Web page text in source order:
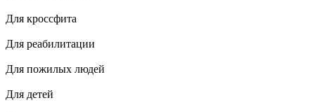
Для кроссфита
Для реабилитации
Для пожилых людей
Для детей